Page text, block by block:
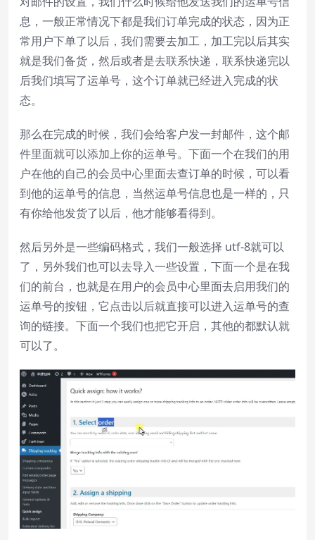
息，一般正常情况下都是我们订单完成的状态，因为正
常用户下单了以后，我们需要去加工，加工完以后其实
就是我们备货，然后或者是去联系快递，联系快递完以
后我们填写了运单号，这个订单就已经进入完成的状
态。
那么在完成的时候，我们会给客户发一封邮件，这个邮
件里面就可以添加上你的运单号。下面一个在我们的用
户在他的自己的会员中心里面去查订单的时候，可以看
到他的运单号的信息，当然运单号信息也是一样的，只
有你给他发货了以后，他才能够看得到。
然后另外是一些编码格式，我们一般选择 utf-8就可以
了，另外我们也可以去导入一些设置，下面一个是在我
们的前台，也就是在用户的会员中心里面去启用我们的
运单号的按钮，它点击以后就直接可以进入运单号的查
询的链接。下面一个我们也把它开启，其他的都默认就
可以了。